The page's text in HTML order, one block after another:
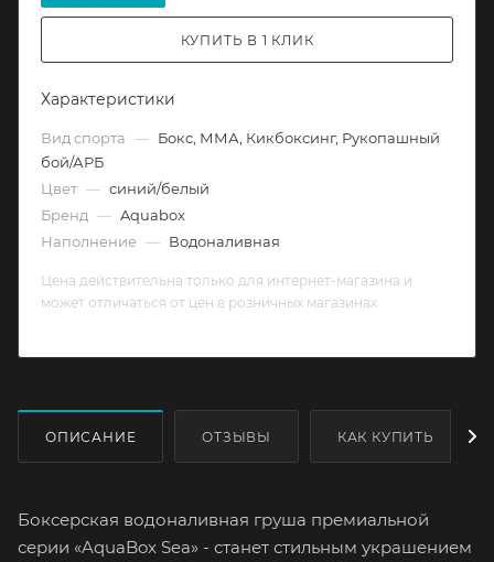
КУПИТЬ В 1 КЛИК
Характеристики
Вид спорта — Бокс, ММА, Кикбоксинг, Рукопашный
бой/АРБ
Цвет — синий/белый
Бренд — Aquabox
Наполнение — Водоналивная
Цена действительна только для интернет-магазина и
может отличаться от цен в розничных магазинах
ОПИСАНИЕ ОТЗЫВЫ КАК КУПИТЬ
Боксерская водоналивная груша премиальной
серии «AquaBox Sea» - станет стильным украшением